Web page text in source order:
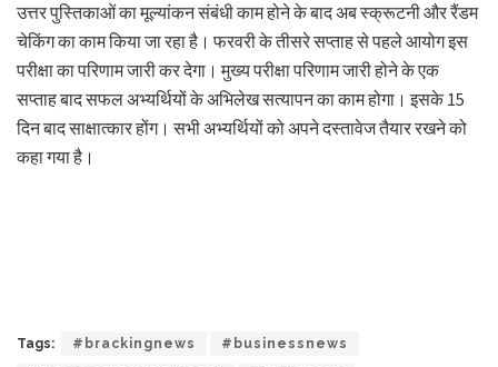
उत्तर पुस्तिकाओं का मूल्यांकन संबंधी काम होने के बाद अब स्क्रूटनी और रैंडम
चेकिंग का काम किया जा रहा है। फरवरी के तीसरे सप्ताह से पहले आयोग इस
परीक्षा का परिणाम जारी कर देगा। मुख्य परीक्षा परिणाम जारी होने के एक
सप्ताह बाद सफल अभ्यर्थियों के अभिलेख सत्यापन का काम होगा। इसके 15
दिन बाद साक्षात्कार होंग। सभी अभ्यर्थियों को अपने दस्तावेज तैयार रखने को
कहा गया है।
Tags: #brackingnews #businessnews